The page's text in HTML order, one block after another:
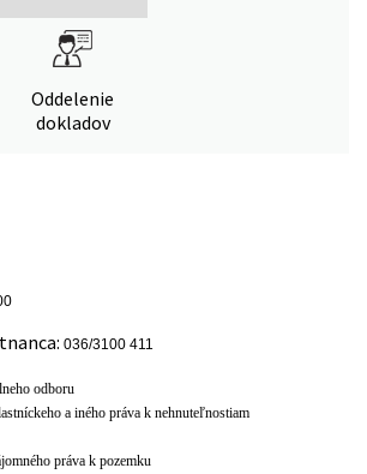
Oddelenie
dokladov
036/3100 411
odboru
a iného práva k nehnuteľnostiam
práva k pozemku